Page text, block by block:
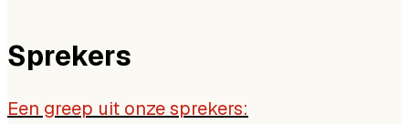
Sprekers
Een greep uit onze sprekers: